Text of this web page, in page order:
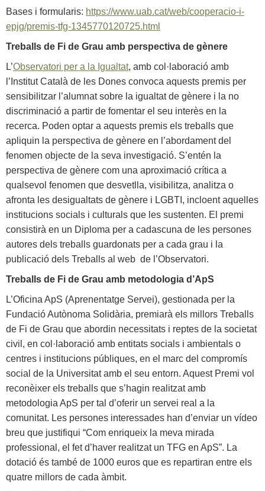
Bases i formularis: https://www.uab.cat/web/cooperacio-i-
epjg/premis-tfg-1345770120725.html
Treballs de Fi de Grau amb perspectiva de gènere
L’Observatori per a la Igualtat, amb col·laboració amb
l’Institut Català de les Dones convoca aquests premis per
sensibilitzar l’alumnat sobre la igualtat de gènere i la no
discriminació a partir de fomentar el seu interès en la
recerca. Poden optar a aquests premis els treballs que
apliquin la perspectiva de gènere en l’abordament del
fenomen objecte de la seva investigació. S’entén la
perspectiva de gènere com una aproximació crítica a
qualsevol fenomen que desvetlla, visibilitza, analitza o
afronta les desigualtats de gènere i LGBTI, incloent aquelles
institucions socials i culturals que les sustenten. El premi
consistirà en un Diploma per a cadascuna de les persones
autores dels treballs guardonats per a cada grau i la
publicació dels Treballs al web de l’Observatori.
Treballs de Fi de Grau amb metodologia d’ApS
L’Oficina ApS (Aprenentatge Servei), gestionada per la
Fundació Autònoma Solidària, premiarà els millors Treballs
de Fi de Grau que abordin necessitats i reptes de la societat
civil, en col·laboració amb entitats socials i ambientals o
centres i institucions públiques, en el marc del compromís
social de la Universitat amb el seu entorn. Aquest Premi vol
reconèixer els treballs que s’hagin realitzat amb
metodologia ApS per tal d’oferir un servei real a la
comunitat. Les persones interessades han d’enviar un vídeo
breu que justifiqui “Com enriqueix la meva mirada
professional, el fet d’haver realitzat un TFG en ApS”. La
dotació és també de 1000 euros que es repartiran entre els
quatre millors de cada àmbit.